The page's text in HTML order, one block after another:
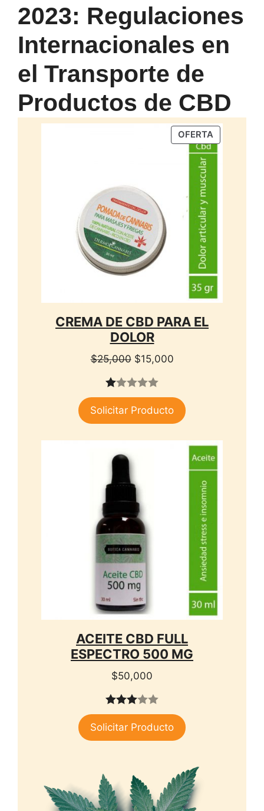
2023: Regulaciones
Internacionales en
el Transporte de
Productos de CBD
OFERTAPRODUCTO
EN
CREMA DE CBD PARA EL
DOLOR
$25,000 El
original
$25,000.
$15,000El
es:
$15,000.
1.
00
Solicitar Producto
ACEITE CBD FULL
ESPECTRO 500 MG
$50,000
3.00
de 5
Solicitar Producto